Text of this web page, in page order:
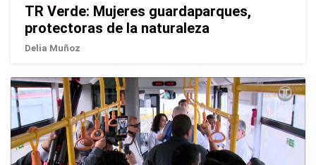
TR Verde: Mujeres guardaparques,
protectoras de la naturaleza
Delia Muñoz